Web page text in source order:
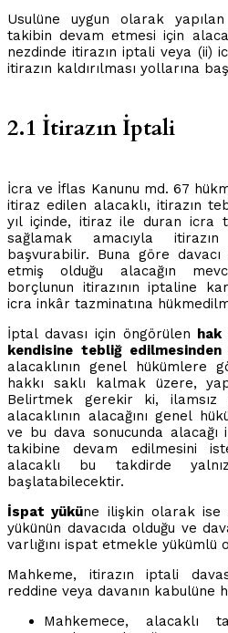
Usulüne uygun olarak
takibin devam etmesi için
nezdinde itirazın iptali veya (ii)
itirazın kaldırılması yollarına
2.1 İtirazın İptali
İcra ve İflas Kanunu md. 67
itiraz edilen alacaklı, itirazın
yıl içinde, itiraz ile duran icra
sağlamak amacıyla
başvurabilir. Buna göre
etmiş olduğu alacağın
borçlunun itirazının iptaline
icra inkâr tazminatına
İptal davası için öngörülen hak
kendisine tebliğ
alacaklının genel hükümlere
hakkı saklı kalmak üzere,
Belirtmek gerekir ki, ilamsız
alacaklının alacağını genel
ve bu dava sonucunda
takibine devam edilmesini
alacaklı bu takdirde
başlatabilecektir.
İspat yüküne ilişkin olarak ise
yükünün davacıda olduğu ve
varlığını ispat etmekle yükümlü
Mahkeme, itirazın iptali
reddine veya davanın kabulüne
Mahkemece, alacaklı